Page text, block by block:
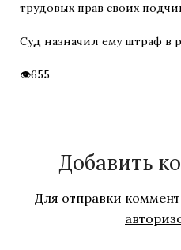
трудовых прав своих
Суд назначил ему штраф в
655
Добавить
Для отправки